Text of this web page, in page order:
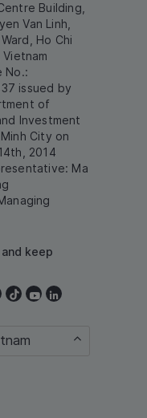
Building,
Van Linh,
Ho Chi
No.:
issued by
of
Investment
City on
2014
Ma
keep